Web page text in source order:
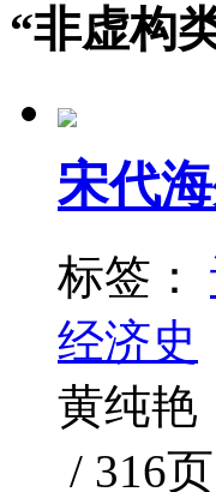
“非虚构
宋代
标签：
经济史
黄纯艳
/ 316页